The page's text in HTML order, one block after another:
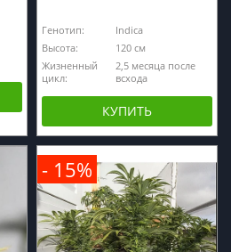
Генотип:
Indica
Высота:
120 см
Жизненный
цикл:
2,5 месяца после
всхода
КУПИТЬ
- 15%